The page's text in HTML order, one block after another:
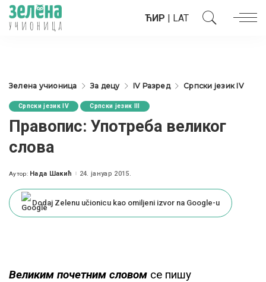
ЋИР | LAT
Зелена учионица За децу IV Разред Српски језик IV
Српски језик IV Српски језик III
Правопис: Употреба великог
слова
Posted
Аутор: Нада Шакић 24. јануар 2015.
Dodaj Zelenu učionicu kao omiljeni izvor na Google-u
Великим почетним словом се пишу